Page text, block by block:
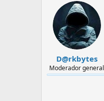
d
i
n
c
i
o
D@rkbytes
Moderador general